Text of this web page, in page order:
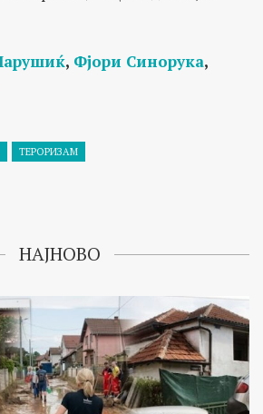
, Фјори Синорука,
ТЕРОРИЗАМ
НАЈНОВО